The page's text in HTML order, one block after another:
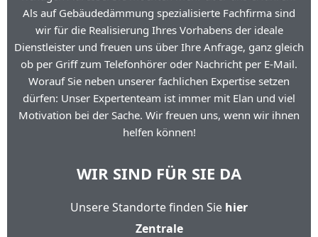
Als auf Gebäudedämmung spezialisierte Fachfirma sind
wir für die Realisierung Ihres Vorhabens der ideale
Dienstleister und freuen uns über Ihre Anfrage, ganz gleich
ob per Griff zum Telefonhörer oder Nachricht per E-Mail.
Worauf Sie neben unserer fachlichen Expertise setzen
dürfen: Unser Expertenteam ist immer mit Elan und viel
Motivation bei der Sache. Wir freuen uns, wenn wir ihnen
helfen können!
WIR SIND FÜR SIE DA
Unsere Standorte finden Sie hier
Zentrale